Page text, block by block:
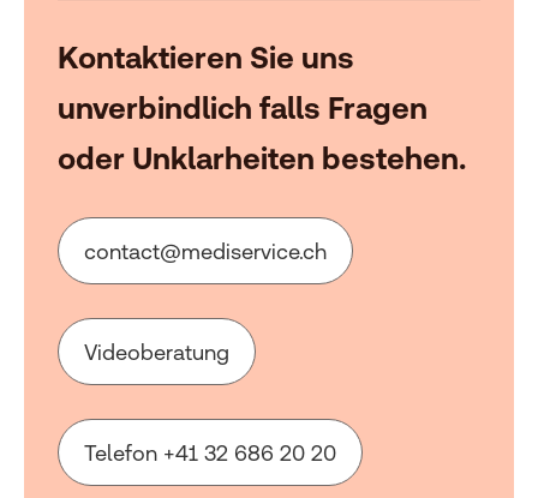
Kontaktieren Sie uns
unverbindlich falls Fragen
oder Unklarheiten bestehen.
c nt ct m d s rvc ch
Videoberatung
Telefon +41 32 686 20 20